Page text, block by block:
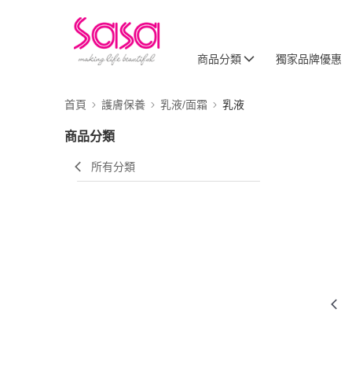
商品分類 獨家品牌優惠
首頁 護膚保養 乳液/面霜 乳液
商品分類
所有分類